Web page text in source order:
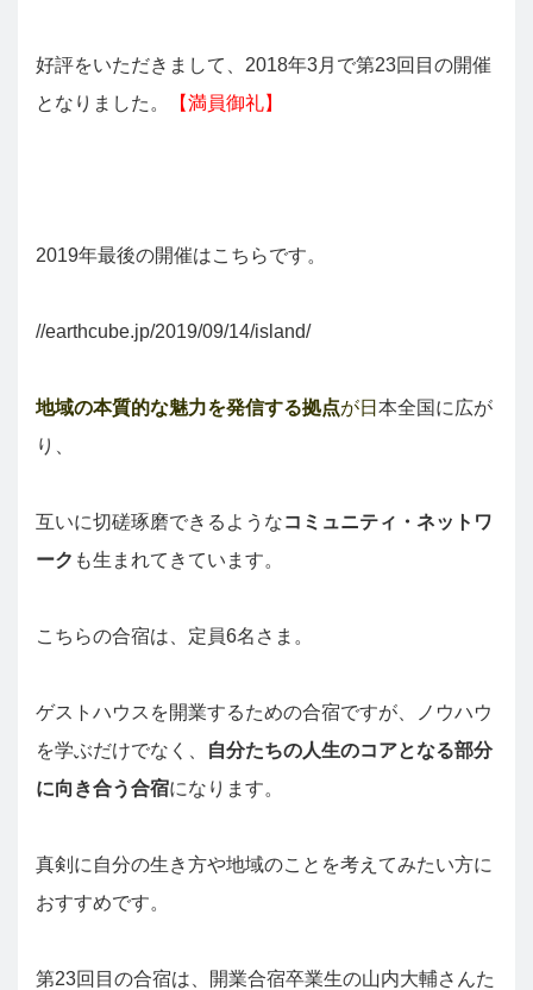
好評をいただきまして、2018年3月で第23回目の開催
となりました。
【満員御礼】
2019年最後の開催はこちらです。
//earthcube.jp/2019/09/14/island/
地域の本質的な魅力を発信する拠点が日 本全国に広が
り、
互いに切磋琢磨できるようなコミュニティ・ネットワ
ーク も生まれてきています。
こちらの合宿は、定員6名さま。
ゲストハウスを開業するための合宿ですが、ノウハウ
を学ぶだけでなく、
自分たちの人生のコアとなる部分
に向き合う合宿になります。
真剣に自分の生き方や地域のことを考えてみたい方に
おすすめです。
第23回目の合宿は、開業合宿卒業生の山内大輔さんた